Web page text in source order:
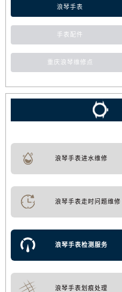
浪琴手表
手表配件
重庆浪琴维修点
浪琴手表进水维修
浪琴手表走时问题维修
浪琴手表检测服务
浪琴手表划痕处理